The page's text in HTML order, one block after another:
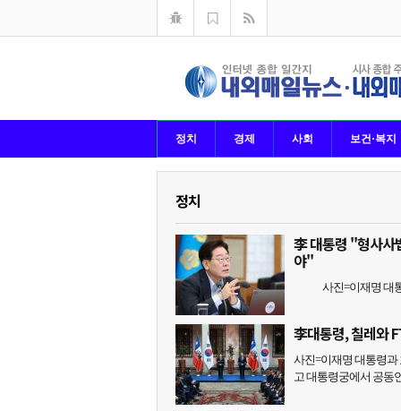
정치 경제 사회 보건·복지
정치
李 대통령 "형사사
야"
사진=이재명 대통
李대통령, 칠레와
사진=이재명 대통령과
고 대통령궁에서 공동